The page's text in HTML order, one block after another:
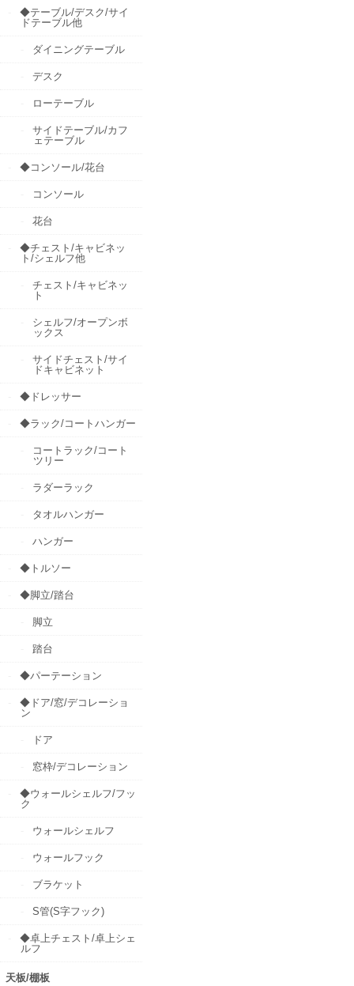
◆テーブル/デスク/サイ
ドテーブル他
ダイニングテーブル
デスク
ローテーブル
サイドテーブル/カフ
ェテーブル
◆コンソール/花台
コンソール
花台
◆チェスト/キャビネッ
ト/シェルフ他
チェスト/キャビネッ
ト
シェルフ/オープンボ
ックス
サイドチェスト/サイ
ドキャビネット
◆ドレッサー
◆ラック/コートハンガー
コートラック/コート
ツリー
ラダーラック
タオルハンガー
ハンガー
◆トルソー
◆脚立/踏台
脚立
踏台
◆パーテーション
◆ドア/窓/デコレーショ
ン
ドア
窓枠/デコレーション
◆ウォールシェルフ/フッ
ク
ウォールシェルフ
ウォールフック
ブラケット
S管(S字フック)
◆卓上チェスト/卓上シェ
ルフ
天板/棚板